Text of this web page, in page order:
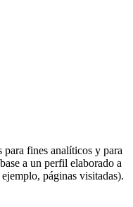
fines analíticos y para
a un perfil elaborado a
páginas visitadas).